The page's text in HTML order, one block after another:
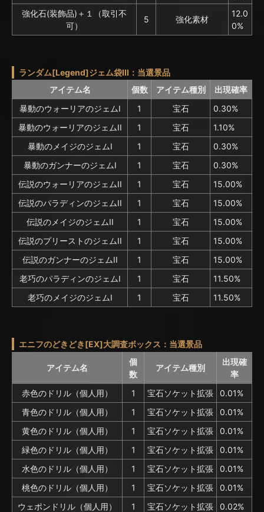
強化石(装飾品)＋１（取引不
可）
5 強化素材
12.0
0%
ランダム[Legend]ジェム袋III：当選景品
アイテム名
個数 アイテム種別
出現確率
暴動のウォーリアのジェムI
1 宝石
0.30%
暴動のウォーリアのジェムII
1 宝石
1.10%
暴動のメイジのジェムI
1 宝石
0.30%
暴動のガンナーのジェムI
1 宝石
0.30%
伝説のウォーリアのジェムII
1 宝石
15.00%
伝説のパラディンのジェムII
1 宝石
15.00%
伝説のメイジのジェムII
1 宝石
15.00%
伝説のプリーストのジェムII
1 宝石
15.00%
伝説のガンナーのジェムII
1 宝石
15.00%
老巧のパラディンのジェムI
1 宝石
11.50%
老巧のメイジのジェムI
1 宝石 11.50%
エニフのどきどき[EX]大調査ボックス：当選景品
アイテム名
個
数
アイテム種別
出現確
率
赤色のドリル（個人用）
1 宝石ソケット拡張
0.01%
青色のドリル（個人用）
1 宝石ソケット拡張
0.01%
黄色のドリル（個人用）
1 宝石ソケット拡張
0.01%
緑色のドリル（個人用）
1 宝石ソケット拡張
0.01%
水色のドリル（個人用）
1 宝石ソケット拡張
0.01%
桃色のドリル（個人用）
1 宝石ソケット拡張
0.01%
ウェポンドリル（個人用）
1 宝石ソケット拡張
0.02%